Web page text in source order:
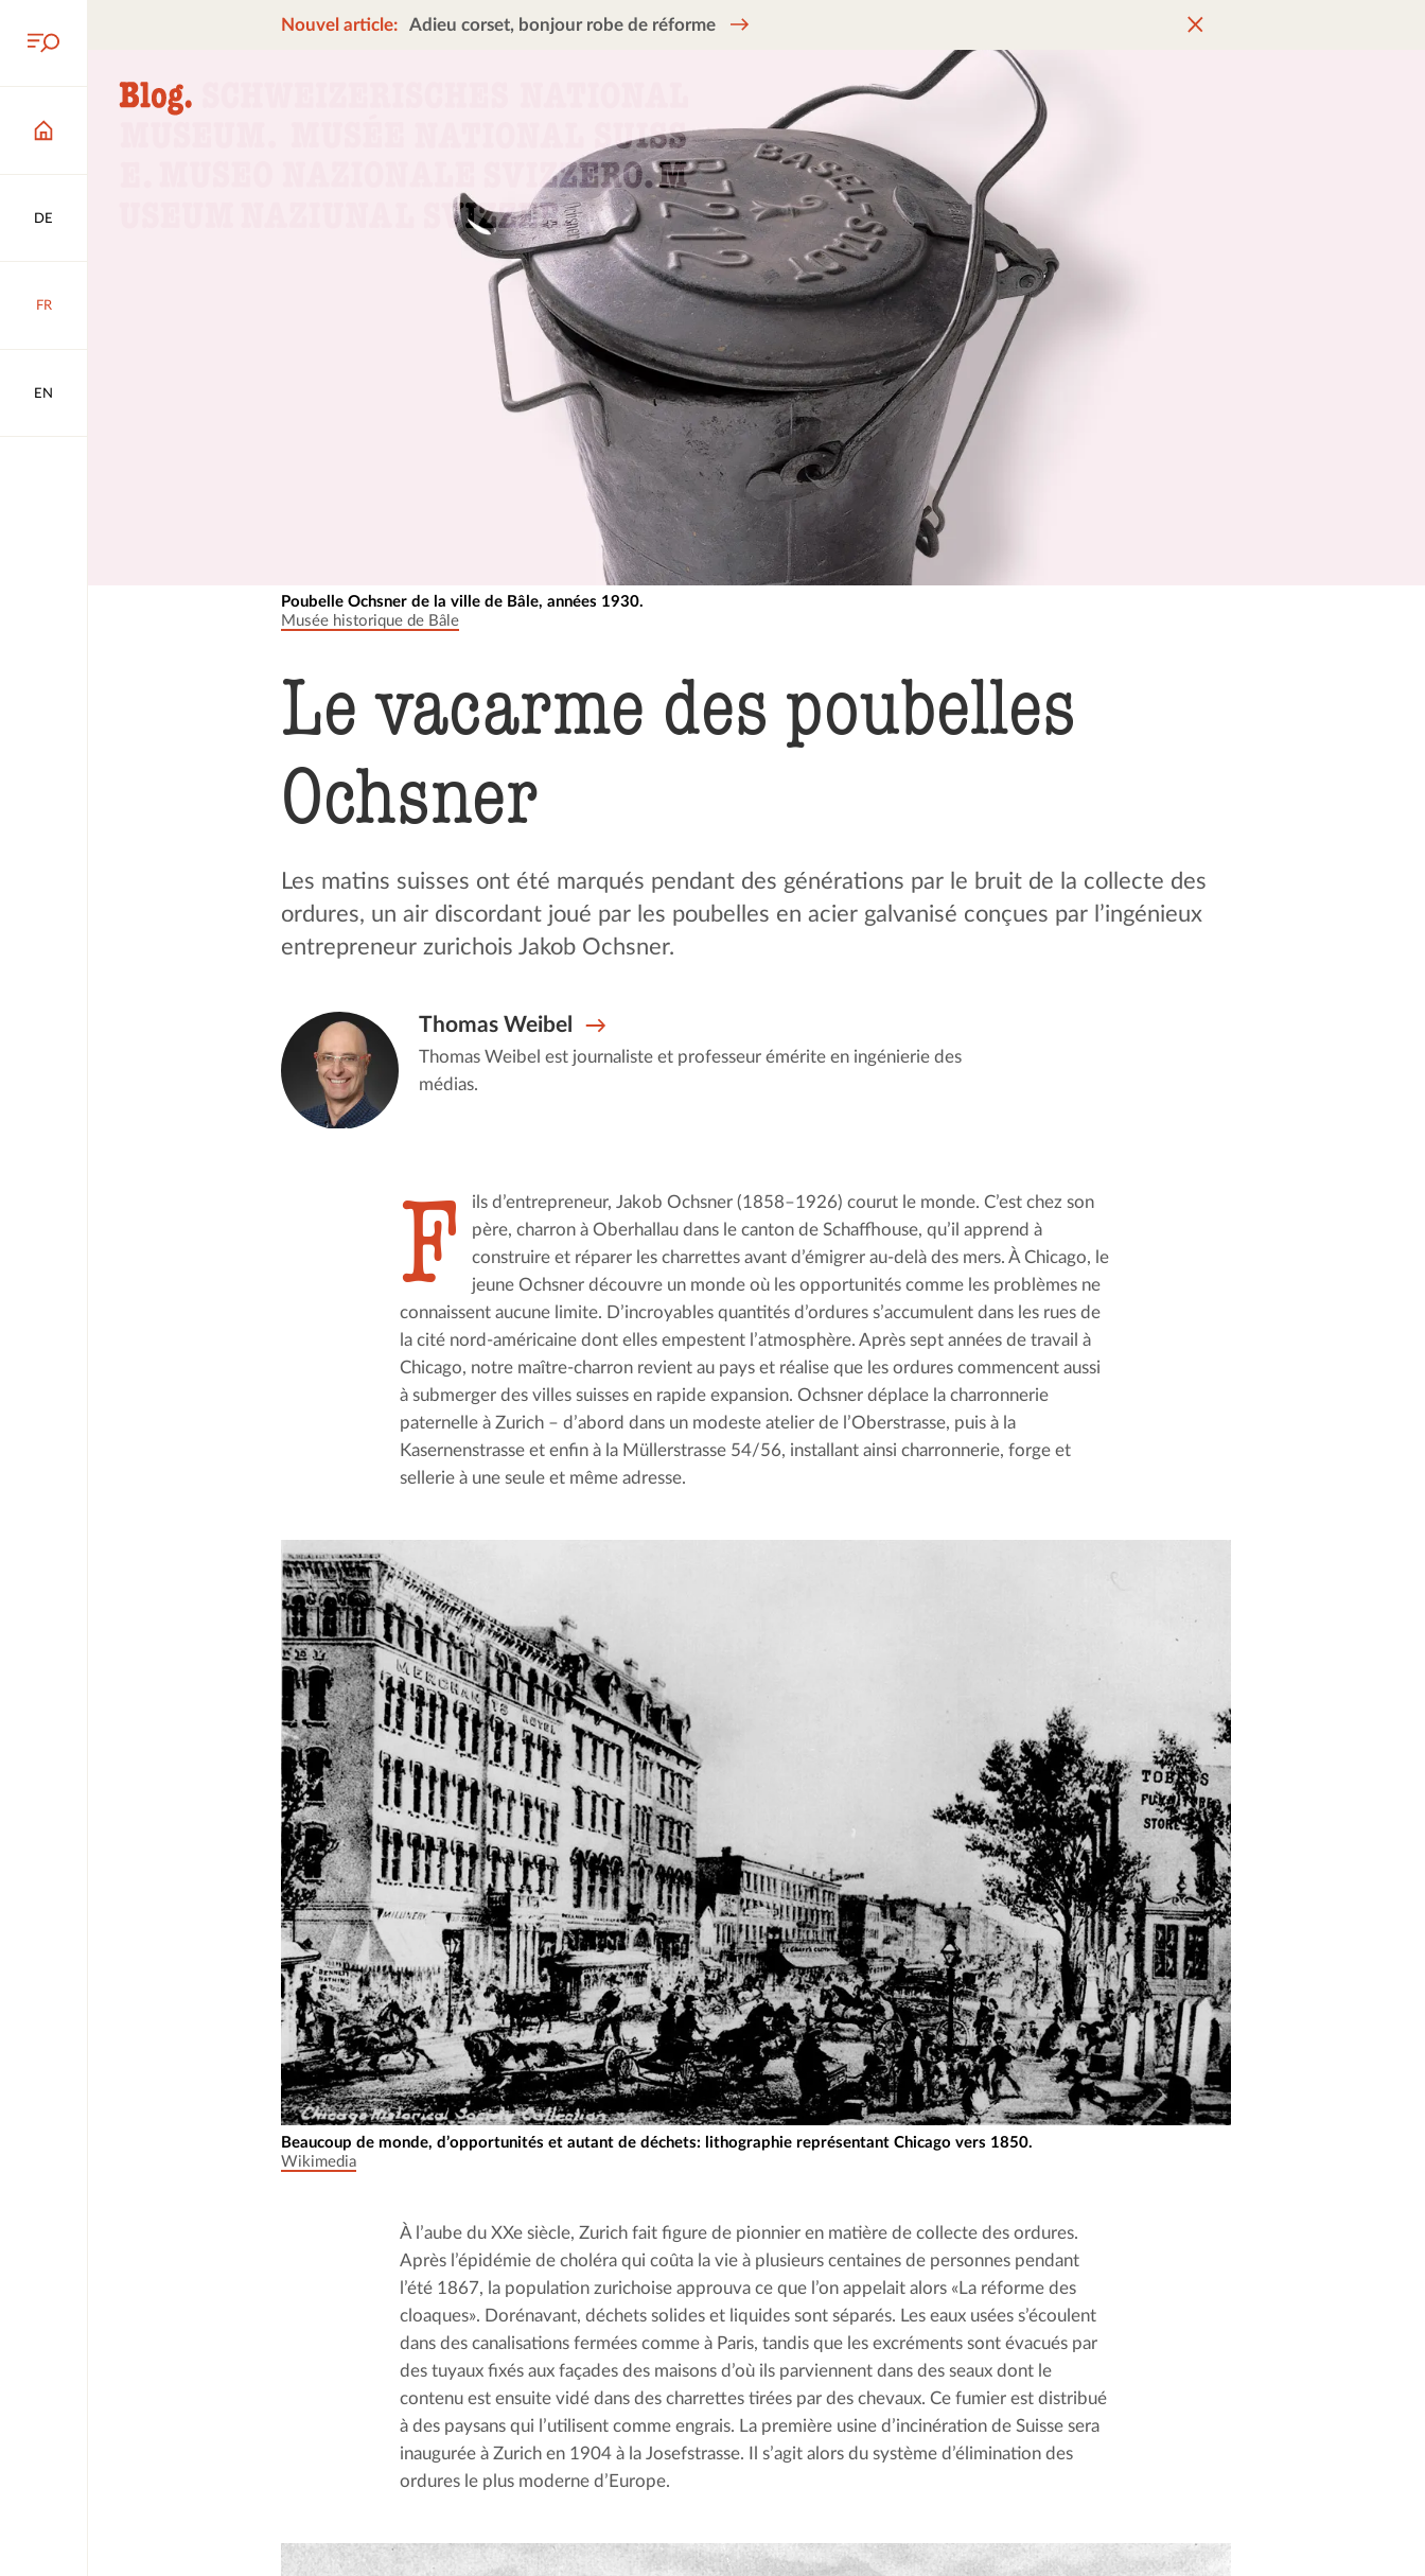
DE
FR
EN
Nouvel article: Adieu corset, bonjour robe de réforme
Poubelle Ochsner de la ville de Bâle, années 1930.
Musée historique de Bâle
Le vacarme des poubelles
Ochsner
Les matins suisses ont été marqués pendant des générations par le bruit de la collecte des
ordures, un air discordant joué par les poubelles en acier galvanisé conçues par l’ingénieux
entrepreneur zurichois Jakob Ochsner.
Thomas Weibel
Thomas Weibel est journaliste et professeur émérite en ingénierie des
médias.
F
ils d’entrepreneur, Jakob Ochsner (1858–1926) courut le monde. C’est chez son
père, charron à Oberhallau dans le canton de Schaffhouse, qu’il apprend à
construire et réparer les charrettes avant d’émigrer au-delà des mers. À Chicago, le
jeune Ochsner découvre un monde où les opportunités comme les problèmes ne
connaissent aucune limite. D’incroyables quantités d’ordures s’accumulent dans les rues de
la cité nord-américaine dont elles empestent l’atmosphère. Après sept années de travail à
Chicago, notre maître-charron revient au pays et réalise que les ordures commencent aussi
à submerger des villes suisses en rapide expansion. Ochsner déplace la charronnerie
paternelle à Zurich – d’abord dans un modeste atelier de l’Oberstrasse, puis à la
Kasernenstrasse et enfin à la Müllerstrasse 54/56, installant ainsi charronnerie, forge et
sellerie à une seule et même adresse.
Beaucoup de monde, d’opportunités et autant de déchets: lithographie représentant Chicago vers 1850.
Wikimedia
À l’aube du XXe siècle, Zurich fait figure de pionnier en matière de collecte des ordures.
Après l’épidémie de choléra qui coûta la vie à plusieurs centaines de personnes pendant
l’été 1867, la population zurichoise approuva ce que l’on appelait alors «La réforme des
cloaques». Dorénavant, déchets solides et liquides sont séparés. Les eaux usées s’écoulent
dans des canalisations fermées comme à Paris, tandis que les excréments sont évacués par
des tuyaux fixés aux façades des maisons d’où ils parviennent dans des seaux dont le
contenu est ensuite vidé dans des charrettes tirées par des chevaux. Ce fumier est distribué
à des paysans qui l’utilisent comme engrais. La première usine d’incinération de Suisse sera
inaugurée à Zurich en 1904 à la Josefstrasse. Il s’agit alors du système d’élimination des
ordures le plus moderne d’Europe.